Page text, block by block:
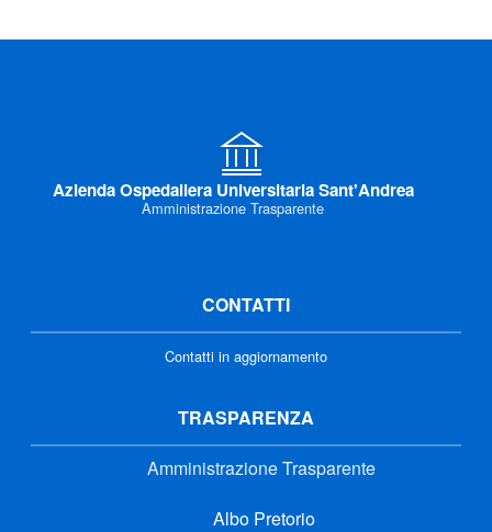
Azienda Ospedaliera Universitaria Sant'Andrea
Amministrazione Trasparente
CONTATTI
Contatti in aggiornamento
TRASPARENZA
Amministrazione Trasparente
Albo Pretorio